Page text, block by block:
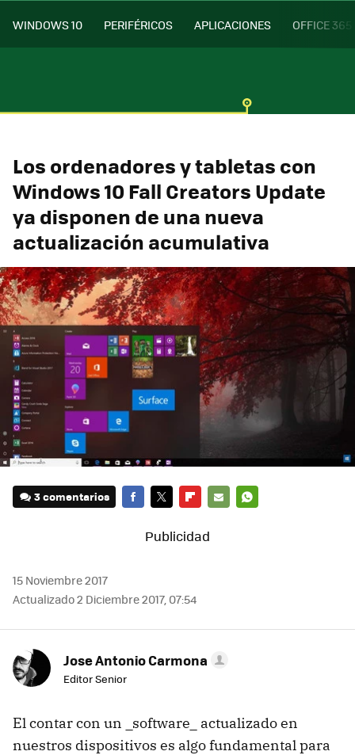
WINDOWS 10 PERIFÉRICOS APLICACIONES OFFICE 365
Los ordenadores y tabletas con
Windows 10 Fall Creators Update
ya disponen de una nueva
actualización acumulativa
3 comentarios
MAIL
15 Noviembre 2017
Actualizado 2 Diciembre 2017, 07:54
Jose Antonio Carmona
Editor Senior
El contar con un _software_ actualizado en
nuestros dispositivos es algo fundamental para